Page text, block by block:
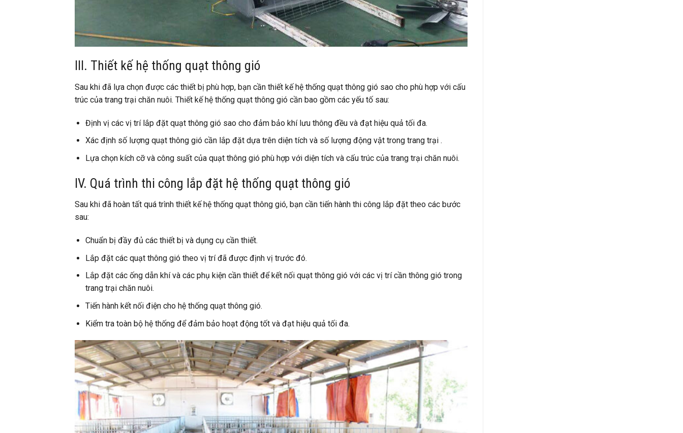
III. Thiết kế hệ thống quạt thông gió
Sau khi đã lựa chọn được các thiết bị phù hợp, bạn cần thiết kế hệ thống quạt thông gió sao cho phù hợp với cấu
trúc của trang trại chăn nuôi. Thiết kế hệ thống quạt thông gió cần bao gồm các yếu tố sau:
Định vị các vị trí lắp đặt quạt thông gió sao cho đảm bảo khí lưu thông đều và đạt hiệu quả tối đa.
Xác định số lượng quạt thông gió cần lắp đặt dựa trên diện tích và số lượng động vật trong trang trại .
Lựa chọn kích cỡ và công suất của quạt thông gió phù hợp với diện tích và cấu trúc của trang trại chăn nuôi.
IV. Quá trình thi công lắp đặt hệ thống quạt thông gió
Sau khi đã hoàn tất quá trình thiết kế hệ thống quạt thông gió, bạn cần tiến hành thi công lắp đặt theo các bước
sau:
Chuẩn bị đầy đủ các thiết bị và dụng cụ cần thiết.
Lắp đặt các quạt thông gió theo vị trí đã được định vị trước đó.
Lắp đặt các ống dẫn khí và các phụ kiện cần thiết để kết nối quạt thông gió với các vị trí cần thông gió trong
trang trại chăn nuôi.
Tiến hành kết nối điện cho hệ thống quạt thông gió.
Kiểm tra toàn bộ hệ thống để đảm bảo hoạt động tốt và đạt hiệu quả tối đa.